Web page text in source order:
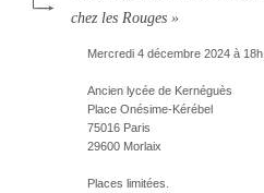
chez les Rouges »
Mercredi 4 décembre 2024 à 18h.
Ancien lycée de Kernéguès
Place Onésime-Kérébel
75016 Paris
29600 Morlaix
Places limitées.